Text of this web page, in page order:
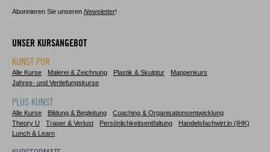
Abonnieren Sie unseren Newsletter!
UNSER KURSANGEBOT
KUNST PUR
Alle Kurse Malerei & Zeichnung Plastik & Skulptur
Mappenkurs
Jahres- und Vertiefungskurse
PLUS KUNST
Alle Kurse Bildung & Begleitung
Coaching & Organisationsentwicklung
Theory U
Trauer & Verlust Persönlichkeitsentfaltung
Handelsfachwirt:in (IHK)
Lunch & Learn